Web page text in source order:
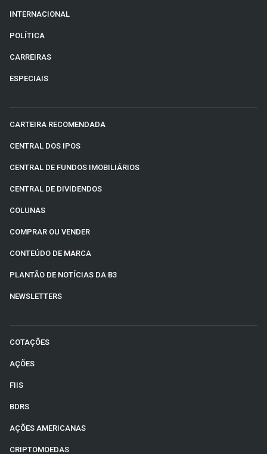
INTERNACIONAL
POLÍTICA
CARREIRAS
ESPECIAIS
CARTEIRA RECOMENDADA
CENTRAL DOS IPOS
CENTRAL DE FUNDOS IMOBILIÁRIOS
CENTRAL DE DIVIDENDOS
COLUNAS
COMPRAR OU VENDER
CONTEÚDO DE MARCA
PLANTÃO DE NOTÍCIAS DA B3
NEWSLETTERS
COTAÇÕES
AÇÕES
FIIS
BDRS
AÇÕES AMERICANAS
CRIPTOMOEDAS